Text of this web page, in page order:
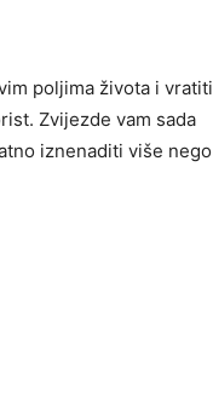
poljima života i vratiti
Zvijezde vam sada
iznenaditi više nego